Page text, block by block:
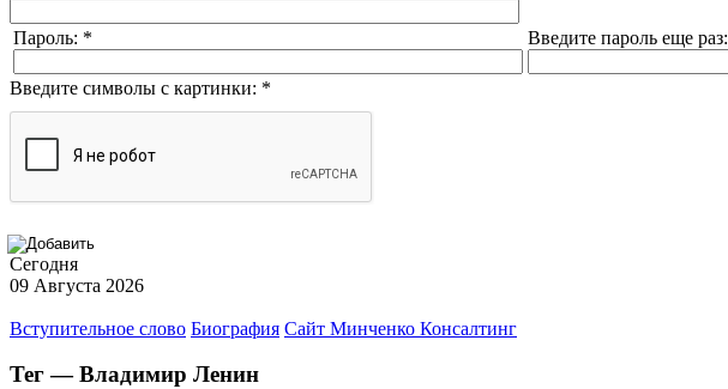
Пароль: * Введите пароль еще раз:
Введите символы с картинки: *
Сегодня
09 Августа 2026
Вступительное слово Биография Сайт Минченко Консалтинг
Тег — Владимир Ленин